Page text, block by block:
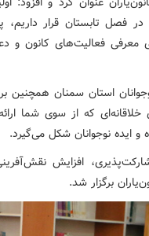
فصل تابستان قرار
معرفی فعالیت‌های کانون
استان سمنان همچنین بر
که از سوی شما
و ایده نوجوانان شکل می‌گیرد.
افزایش
برگزار شد.